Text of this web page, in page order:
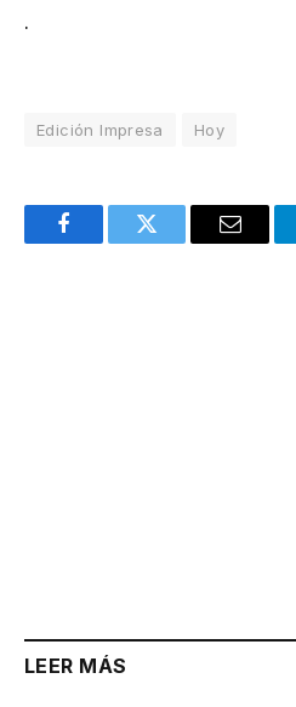
.
Edición Impresa Hoy
FacebookTwitter Email
LEER MÁS